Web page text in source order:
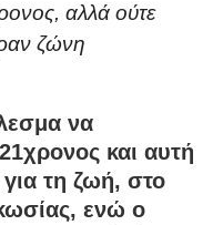
αλλά ούτε
ζώνη
να
και αυτή
για τη ζωή, στο
ενώ ο